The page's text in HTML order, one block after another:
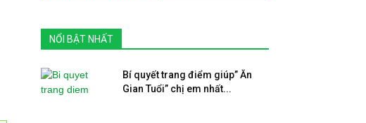
NỔI BẬT NHẤT
Bí quyết trang điểm giúp” Ăn
Gian Tuổi” chị em nhất...